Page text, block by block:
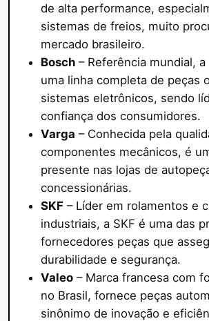
de alta performance,
sistemas de freios, muito
mercado brasileiro.
Bosch– Referência mundial,
uma linha completa de peças
sistemas eletrônicos, sendo
confiança dos consumidores.
Varga – Conhecida pela
componentes mecânicos, é
presente nas lojas de
concessionárias.
SKF– Líder em rolamentos e
industriais, a SKF é uma das
fornecedores peças que
durabilidade e segurança.
Valeo– Marca francesa com
no Brasil, fornece peças
sinônimo de inovação e